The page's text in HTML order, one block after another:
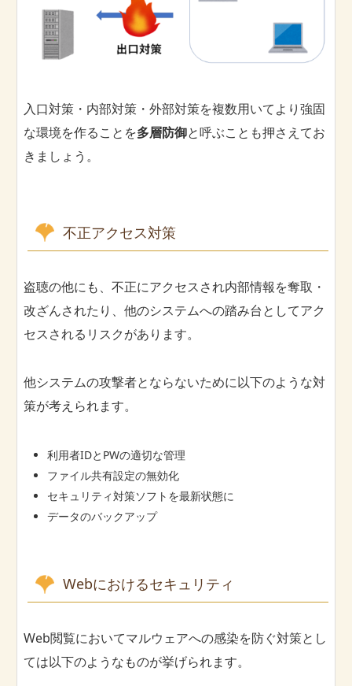
入口対策・内部対策・外部対策を複数用いてより強固
な環境を作ることを多層防御と呼ぶことも押さえてお
きましょう。
不正アクセス対策
盗聴の他にも、不正にアクセスされ内部情報を奪取・
改ざんされたり、他のシステムへの踏み台としてアク
セスされるリスクがあります。
他システムの攻撃者とならないために以下のような対
策が考えられます。
利用者IDとPWの適切な管理
ファイル共有設定の無効化
セキュリティ対策ソフトを最新状態に
データのバックアップ
Webにおけるセキュリティ
Web閲覧においてマルウェアへの感染を防ぐ対策とし
ては以下のようなものが挙げられます。